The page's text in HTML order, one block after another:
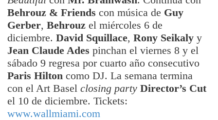
Behrouz & Friends con música de Guy
Gerber, Behrouz el miércoles 6 de
diciembre. David Squillace, Rony Seikaly y
Jean Claude Ades pinchan el viernes 8 y el
sábado 9 regresa por cuarto año consecutivo
Paris Hilton como DJ. La semana termina
con el Art Basel closing party Director’s Cut
el 10 de diciembre. Tickets:
www.wallmiami.com